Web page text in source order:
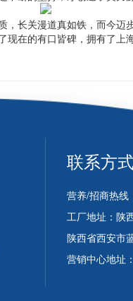
，长关漫道真如铁，而今
现在的有口皆碑，拥有了
联系方式
营养/招商热
工厂地址：陕
陕西省西安市
营销中心地址